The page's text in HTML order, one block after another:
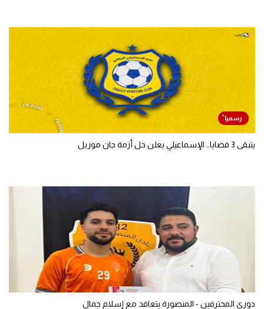
يتبقى 3 قضايا.. الإسماعيلي يعلن حل أزمة جان موريل
دوري المحترفين - المنصورة يتعاقد مع إسلام جمال